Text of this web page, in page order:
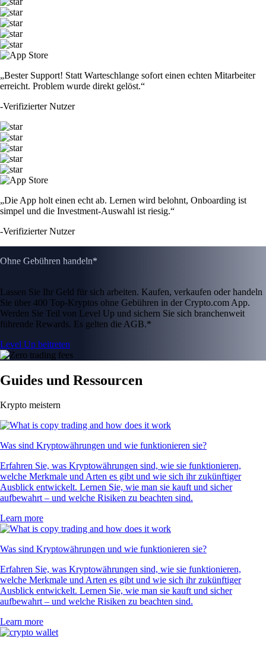
„Bester Support! Statt Warteschlange sofort einen echten Mitarbeiter
erreicht. Problem wurde direkt gelöst.“
-Verifizierter Nutzer
„Die App holt einen echt ab. Lernen wird belohnt, Onboarding ist
simpel und die Investment-Auswahl ist riesig.“
-Verifizierter Nutzer
Ohne Gebühren handeln*
Lassen Sie Ihr Geld für sich arbeiten. Kaufen, verkaufen oder handeln
Sie über 400 Top-Kryptos ohne Gebühren in der Crypto.com App.
Werden Sie Teil von Level Up und sichern Sie sich branchenweit
führende Rewards. Es gelten die AGB.*
Level Up beitreten
Guides und Ressourcen
Krypto meistern
Was sind Kryptowährungen und wie funktionieren sie?
Erfahren Sie, was Kryptowährungen sind, wie sie funktionieren,
welche Merkmale und Arten es gibt und wie sich ihr zukünftiger
Ausblick entwickelt. Lernen Sie, wie man sie kauft und sicher
aufbewahrt – und welche Risiken zu beachten sind.
Learn more
Was sind Kryptowährungen und wie funktionieren sie?
Erfahren Sie, was Kryptowährungen sind, wie sie funktionieren,
welche Merkmale und Arten es gibt und wie sich ihr zukünftiger
Ausblick entwickelt. Lernen Sie, wie man sie kauft und sicher
aufbewahrt – und welche Risiken zu beachten sind.
Learn more